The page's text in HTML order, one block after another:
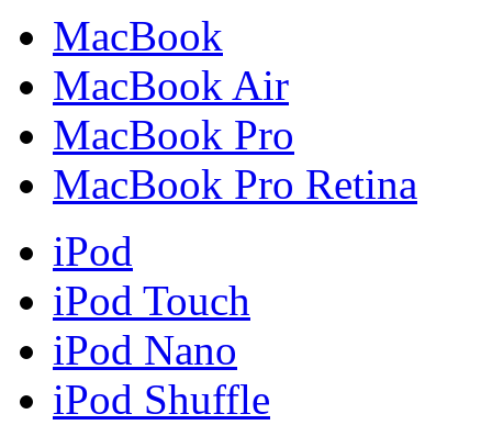
MacBook
MacBook Air
MacBook Pro
MacBook Pro Retina
iPod
iPod Touch
iPod Nano
iPod Shuffle